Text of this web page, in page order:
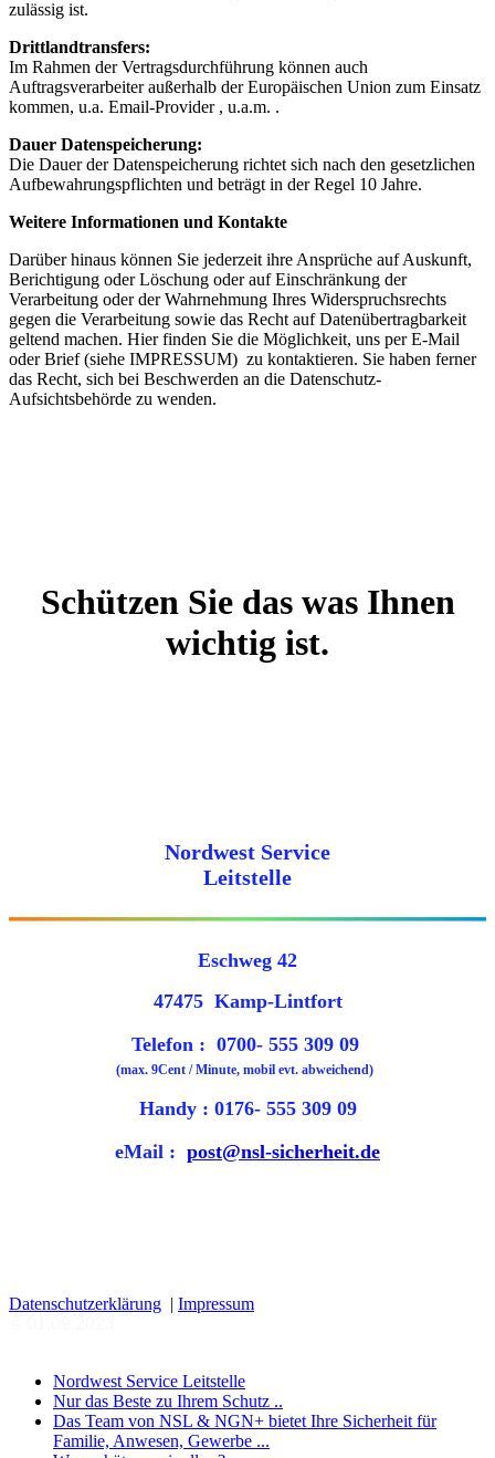
zulässig ist.
Drittlandtransfers:
Im Rahmen der Vertragsdurchführung können auch
Auftragsverarbeiter außerhalb der Europäischen Union zum Einsatz
kommen, u.a. Email-Provider , u.a.m. .
Dauer Datenspeicherung:
Die Dauer der Datenspeicherung richtet sich nach den gesetzlichen
Aufbewahrungspflichten und beträgt in der Regel 10 Jahre.
Weitere Informationen und Kontakte
Darüber hinaus können Sie jederzeit ihre Ansprüche auf Auskunft,
Berichtigung oder Löschung oder auf Einschränkung der
Verarbeitung oder der Wahrnehmung Ihres Widerspruchsrechts
gegen die Verarbeitung sowie das Recht auf Datenübertragbarkeit
geltend machen. Hier finden Sie die Möglichkeit, uns per E-Mail
oder Brief (siehe IMPRESSUM) zu kontaktieren. Sie haben ferner
das Recht, sich bei Beschwerden an die Datenschutz-
Aufsichtsbehörde zu wenden.
Schützen Sie das was Ihnen
wichtig ist.
Nordwest Service
Leitstelle
Eschweg 42
47475 Kamp-Lintfort
Telefon : 0700- 555 309 09
(max. 9Cent / Minute, mobil evt. abweichend)
Handy : 0176- 555 309 09
eMail : post@nsl-sicherheit.de
Datenschutzerklärung | Impressum
Nordwest Service Leitstelle
Nur das Beste zu Ihrem Schutz ..
Das Team von NSL & NGN+ bietet Ihre Sicherheit für
Familie, Anwesen, Gewerbe ...